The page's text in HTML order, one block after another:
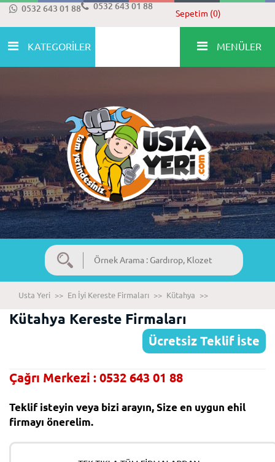
0532 643 01 88 0532 643 01 88
Sepetim (0)
KATEGORİLER MENÜLER
Usta Yeri >> En İyi Kereste Firmaları >> Kütahya >>
Kütahya Kereste Firmaları
Ücretsiz Teklif İste
Çağrı Merkezi : 0532 643 01 88
Teklif isteyin veya bizi arayın, Size en uygun ehil
firmayı önerelim.